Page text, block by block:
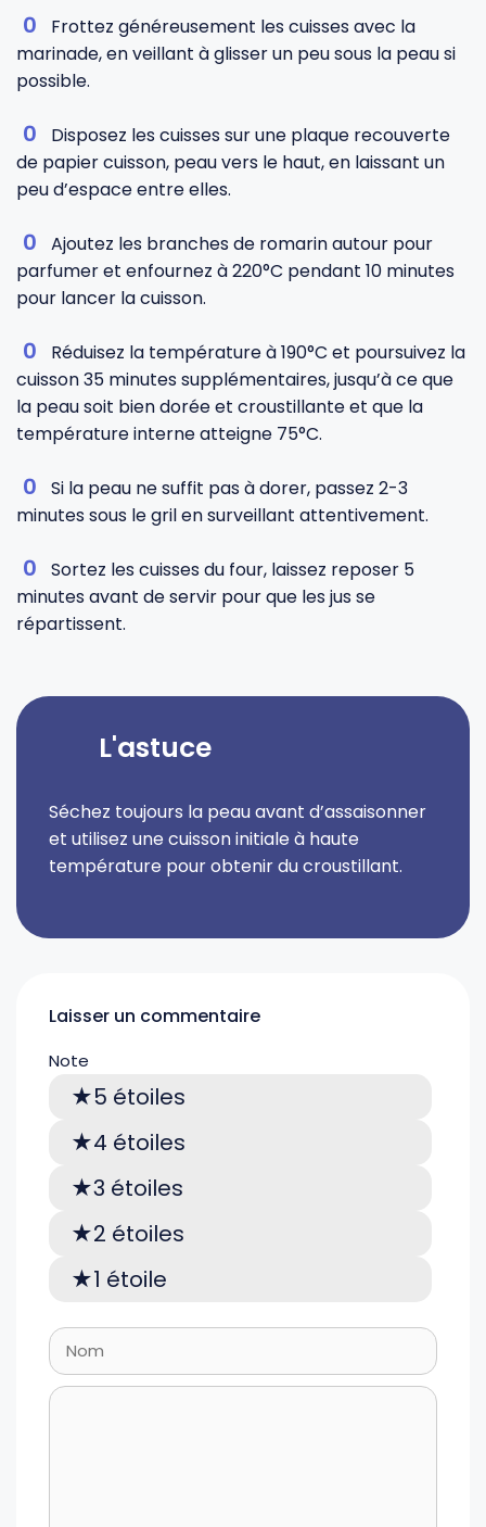
Frottez généreusement les cuisses avec la
marinade, en veillant à glisser un peu sous la peau si
possible.
Disposez les cuisses sur une plaque recouverte
de papier cuisson, peau vers le haut, en laissant un
peu d’espace entre elles.
Ajoutez les branches de romarin autour pour
parfumer et enfournez à 220°C pendant 10 minutes
pour lancer la cuisson.
Réduisez la température à 190°C et poursuivez la
cuisson 35 minutes supplémentaires, jusqu’à ce que
la peau soit bien dorée et croustillante et que la
température interne atteigne 75°C.
Si la peau ne suffit pas à dorer, passez 2-3
minutes sous le gril en surveillant attentivement.
Sortez les cuisses du four, laissez reposer 5
minutes avant de servir pour que les jus se
répartissent.
L'astuce
Séchez toujours la peau avant d’assaisonner
et utilisez une cuisson initiale à haute
température pour obtenir du croustillant.
Laisser un commentaire
Note
5 étoiles
4 étoiles
3 étoiles
2 étoiles
1 étoile